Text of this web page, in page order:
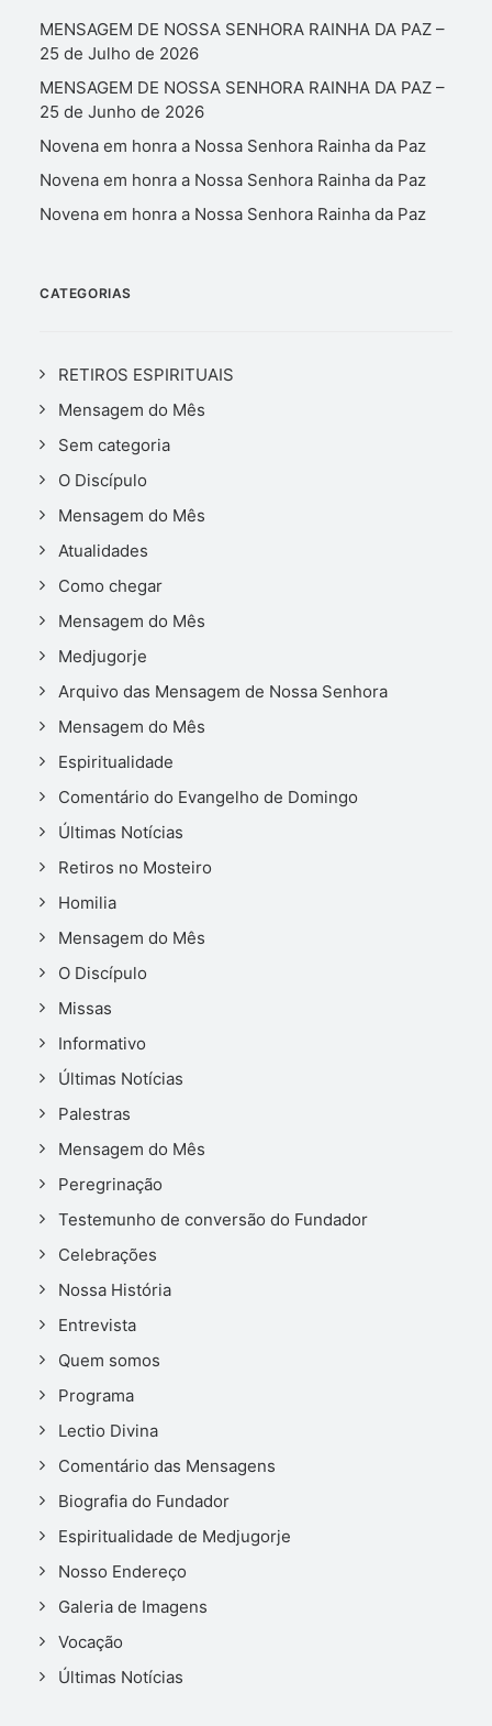
MENSAGEM DE NOSSA SENHORA RAINHA DA PAZ –
25 de Julho de 2026
MENSAGEM DE NOSSA SENHORA RAINHA DA PAZ –
25 de Junho de 2026
Novena em honra a Nossa Senhora Rainha da Paz
Novena em honra a Nossa Senhora Rainha da Paz
Novena em honra a Nossa Senhora Rainha da Paz
CATEGORIAS
RETIROS ESPIRITUAIS
Mensagem do Mês
Sem categoria
O Discípulo
Mensagem do Mês
Atualidades
Como chegar
Mensagem do Mês
Medjugorje
Arquivo das Mensagem de Nossa Senhora
Mensagem do Mês
Espiritualidade
Comentário do Evangelho de Domingo
Últimas Notícias
Retiros no Mosteiro
Homilia
Mensagem do Mês
O Discípulo
Missas
Informativo
Últimas Notícias
Palestras
Mensagem do Mês
Peregrinação
Testemunho de conversão do Fundador
Celebrações
Nossa História
Entrevista
Quem somos
Programa
Lectio Divina
Comentário das Mensagens
Biografia do Fundador
Espiritualidade de Medjugorje
Nosso Endereço
Galeria de Imagens
Vocação
Últimas Notícias